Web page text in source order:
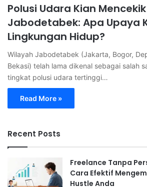
Polusi Udara Kian
Jabodetabek: Apa Upaya
Lingkungan Hidup?
Wilayah Jabodetabek (Jakarta, Bogor,
Bekasi) telah lama dikenal sebagai salah
tingkat polusi udara tertinggi…
Read More »
Recent Posts
Freelance Tanpa
Cara Efektif
Hustle Anda